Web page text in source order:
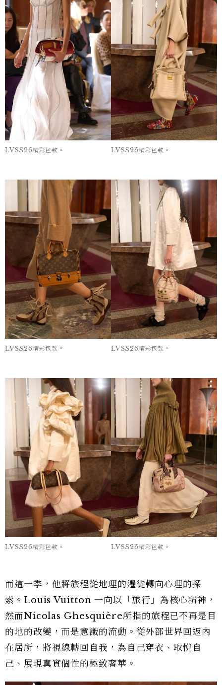
LVSS26精彩包款。 LVSS26精彩包款。
LVSS26精彩包款。 LVSS26精彩包款。
LVSS26精彩包款。 LVSS26精彩包款。
而這一季，他將旅程從地理的遷徙轉向心理的探
索。Louis Vuitton 一向以「旅行」為核心精神，
然而Nicolas Ghesquière所指的旅程已不再是目
的地的改變，而是意識的流動。從外部世界回返內
在居所，將視線轉回自我，為自己穿衣、取悅自
己、展現真實個性的極致奢華。